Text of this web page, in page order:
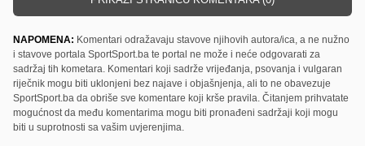
NAPOMENA: Komentari odražavaju stavove njihovih autora/ica, a ne nužno
i stavove portala SportSport.ba te portal ne može i neće odgovarati za
sadržaj tih kometara. Komentari koji sadrže vrijeđanja, psovanja i vulgaran
riječnik mogu biti uklonjeni bez najave i objašnjenja, ali to ne obavezuje
SportSport.ba da obriše sve komentare koji krše pravila. Čitanjem prihvatate
mogućnost da među komentarima mogu biti pronađeni sadržaji koji mogu
biti u suprotnosti sa vašim uvjerenjima.